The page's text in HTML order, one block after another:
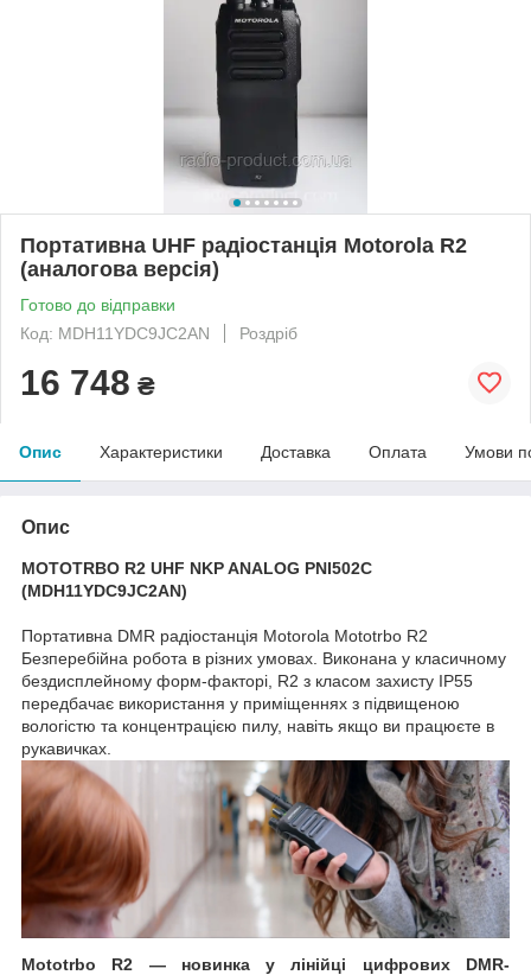
Портативна UHF радіостанція Motorola R2
(аналогова версія)
Готово до відправки
Код: MDH11YDC9JC2AN
Роздріб
16 748 ₴
Опис Характеристики Доставка Оплата Умови
Опис
MOTOTRBO R2 UHF NKP ANALOG PNI502C
(MDH11YDC9JC2AN)
Портативна DMR радіостанція Motorola Mototrbo R2
Безперебійна робота в різних умовах. Виконана у класичному
бездисплейному форм-факторі, R2 з класом захисту IP55
передбачає використання у приміщеннях з підвищеною
вологістю та концентрацією пилу, навіть якщо ви працюєте в
рукавичках.
Mototrbo R2 — новинка у лінійці цифрових DMR-